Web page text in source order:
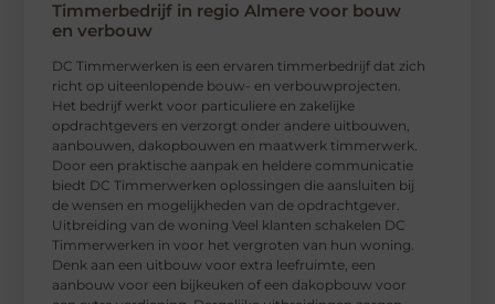
Timmerbedrijf in regio Almere voor bouw
en verbouw
DC Timmerwerken is een ervaren timmerbedrijf dat zich
richt op uiteenlopende bouw- en verbouwprojecten.
Het bedrijf werkt voor particuliere en zakelijke
opdrachtgevers en verzorgt onder andere uitbouwen,
aanbouwen, dakopbouwen en maatwerk timmerwerk.
Door een praktische aanpak en heldere communicatie
biedt DC Timmerwerken oplossingen die aansluiten bij
de wensen en mogelijkheden van de opdrachtgever.
Uitbreiding van de woning Veel klanten schakelen DC
Timmerwerken in voor het vergroten van hun woning.
Denk aan een uitbouw voor extra leefruimte, een
aanbouw voor een bijkeuken of een dakopbouw voor